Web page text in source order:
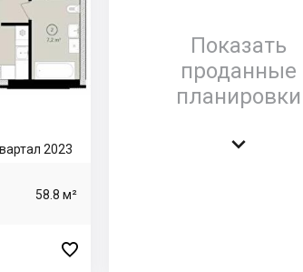
2023
58.8 м²

Показать
проданные
планировки
